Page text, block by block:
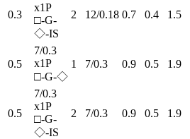
0.3
x1P
□-G-
◇-IS
2 12/0.18 0.7 0.4 1.5
0.5
7/0.3
x1P
□-G-◇
1 7/0.3 0.9 0.5 1.9
0.5
7/0.3
x1P
□-G-
◇-IS
2 7/0.3 0.9 0.5 1.9